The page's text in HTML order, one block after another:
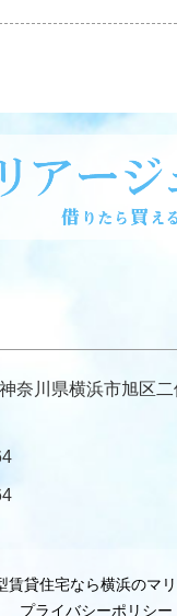
奈川県横浜市旭区
賃貸住宅なら横浜のマリ
プライバシーポリシー